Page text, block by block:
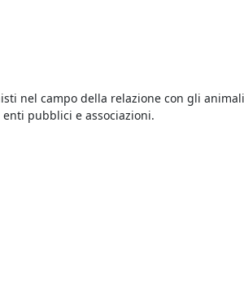
nel campo della relazione con gli
pubblici e associazioni.